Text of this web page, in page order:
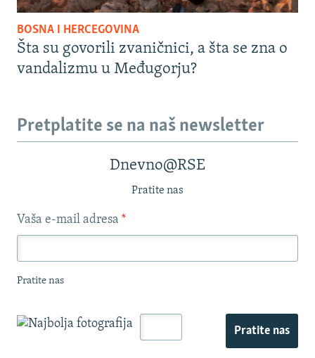
BOSNA I HERCEGOVINA
Šta su govorili zvaničnici, a šta se zna o
vandalizmu u Međugorju?
Pretplatite se na naš newsletter
Dnevno@RSE
Pratite nas
Vaša e-mail adresa *
Pratite nas
Pratite nas